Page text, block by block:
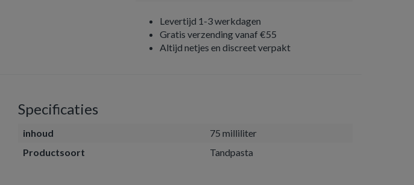
Levertijd 1-3 werkdagen
Gratis verzending vanaf €55
Altijd netjes en discreet verpakt
Specificaties
inhoud
75 milliliter
Productsoort
Tandpasta